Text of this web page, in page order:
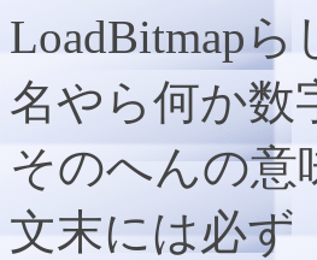
LoadBitmap
名やら何か数
そのへんの意
文末には必ず